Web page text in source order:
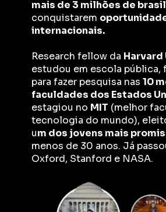
mais de 3 milhões de
conquistarem
internacionais.
Research fellow da Harvard
estudou em escola pública,
para fazer pesquisa nas 10
faculdades dos Estados
estagiou no MIT (melhor
tecnologia do mundo),
um dos jovens mais
menos de 30 anos. Já
Oxford, Stanford e NASA.